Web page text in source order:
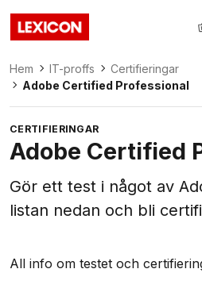
Lexicon
Hem IT-proffs
Certifieringar
Adobe Certified Professional
CERTIFIERINGAR
Adobe Certified
Gör ett test i något av
listan nedan och bli
All info om testet och